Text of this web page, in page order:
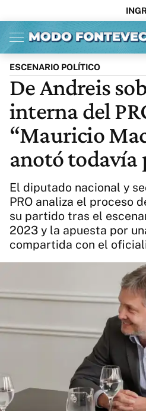
Inicio Ahora
Política
Ciencia
Protagonistas
Cultura
Arte
Internacional
Clima
CARAS
Exitoina
Videos
Córdoba
Business
Noticias
Diario del Juicio
Actualidad
ESCENARIO POLÍTICO
De Andreis
interna del
“Mauricio
anotó todavía
El diputado nacional y
PRO analiza el proceso
su partido tras el
2023 y la apuesta por
compartida con el